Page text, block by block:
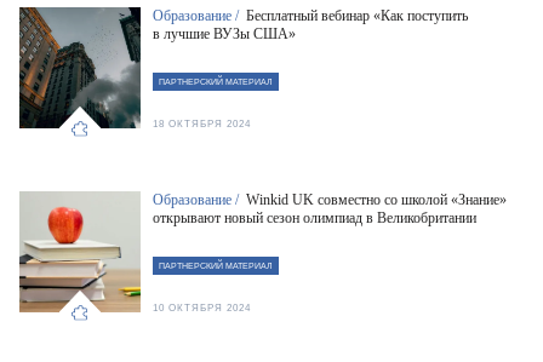
Образование / Бесплатный вебинар «Как поступить
в лучшие ВУЗы США»
ПАРТНЕРСКИЙ МАТЕРИАЛ
18 ОКТЯБРЯ 2024
Образование / Winkid UK совместно со школой «Знание»
открывают новый сезон олимпиад в Великобритании
ПАРТНЕРСКИЙ МАТЕРИАЛ
10 ОКТЯБРЯ 2024